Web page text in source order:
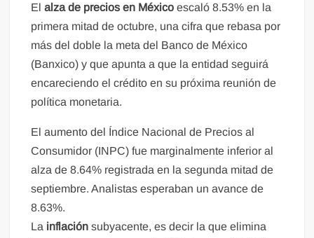
Elalza de precios en México escaló 8.53% en la
primera mitad de octubre, una cifra que rebasa por
más del doble la meta del Banco de México
(Banxico) y que apunta a que la entidad seguirá
encareciendo el crédito en su próxima reunión de
política monetaria.
El aumento del Índice Nacional de Precios al
Consumidor (INPC) fue marginalmente inferior al
alza de 8.64% registrada en la segunda mitad de
septiembre. Analistas esperaban un avance de
8.63%.
La inflación subyacente, es decir la que elimina